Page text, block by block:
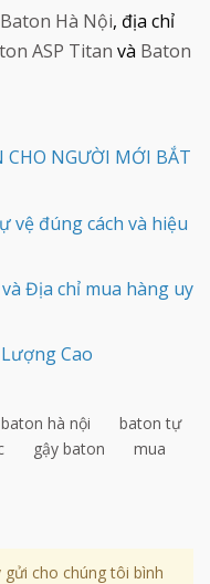
Hà Nội, địa chỉ
ASP Titan và Baton
CHO NGƯỜI MỚI BẮT
vệ đúng cách và hiệu
Địa chỉ mua hàng uy
Cao
baton hà nội
baton tự
gậy baton
mua
cho chúng tôi bình